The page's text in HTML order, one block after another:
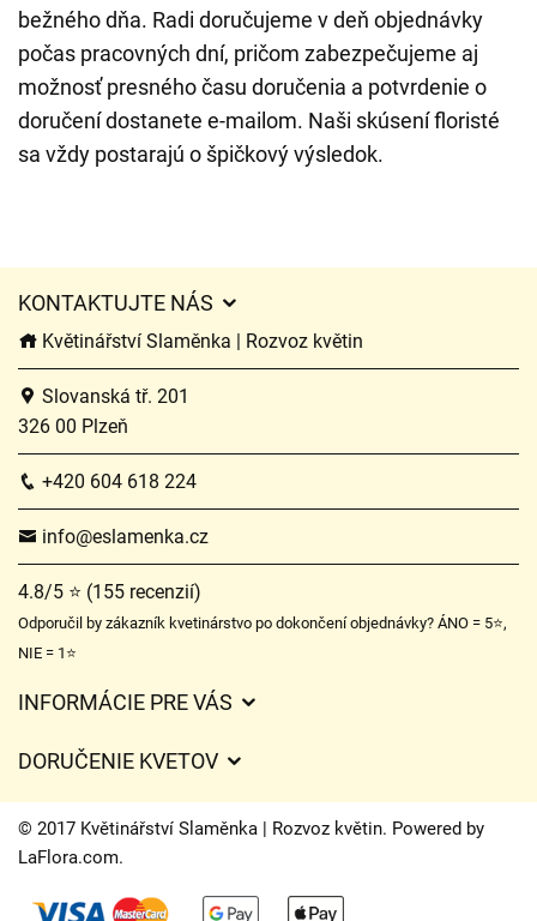
bežného dňa. Radi doručujeme v deň objednávky
počas pracovných dní, pričom zabezpečujeme aj
možnosť presného času doručenia a potvrdenie o
doručení dostanete e-mailom. Naši skúsení floristé
sa vždy postarajú o špičkový výsledok.
KONTAKTUJTE NÁS
Květinářství Slaměnka | Rozvoz květin
Slovanská tř. 201
326 00 Plzeň
+420 604 618 224
info@eslamenka.cz
4.8/5 ⭐ (155 recenzií)
Odporučil by zákazník kvetinárstvo po dokončení objednávky? ÁNO = 5⭐,
NIE = 1⭐
INFORMÁCIE PRE VÁS
Časy doručenia kvetov – prehľad možností
DORUČENIE KVETOV
Poplatky za doručenie
Kam doručujeme kvety
© 2017 Květinářství Slaměnka | Rozvoz květin. Powered by
LaFlora.com.